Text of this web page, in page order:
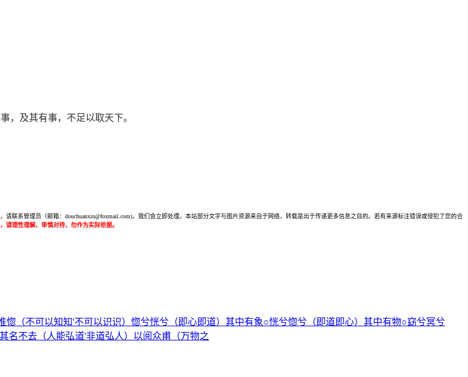
，及其有事，不足以取天下。
联系管理员（邮箱：douchuanxin@foxmail.com)，我们会立即处理。本站部分文字与图片资源来自于网络，转载是出于传递更多信息之目的。若有来源标注错误或侵犯了您的合
请理性理解、审慎对待，勿作为实际依据。
（不可以知知'不可以识识）惚兮恍兮（即心即道）其中有象○恍兮惚兮（即道即心）其中有物○窈兮冥兮
名不去（人能弘道'非道弘人）以阅众甫（万物之